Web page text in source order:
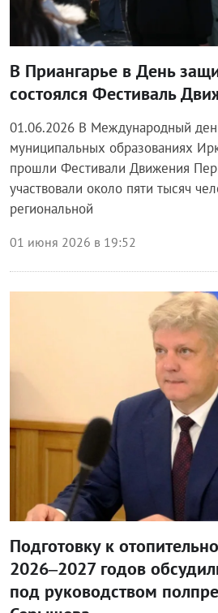
В Приангарье в День
состоялся Фестиваль
01.06.2026 В Международный
муниципальных образованиях
прошли Фестивали Движения
участвовали около пяти тысяч
региональной
01 июня 2026 в 19:52
Подготовку к
2026–2027 годов
под руководством